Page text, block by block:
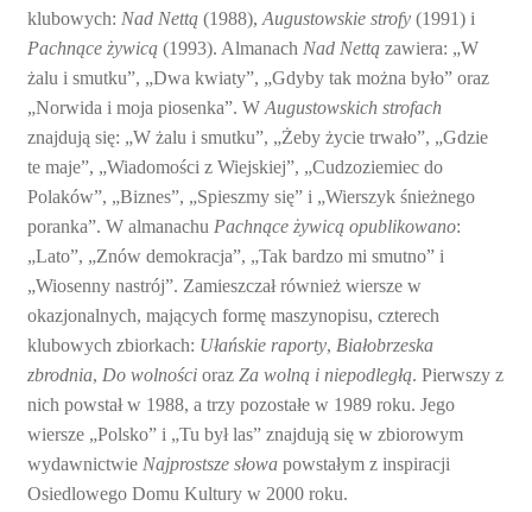
klubowych: Nad Nettą(1988), Augustowskie strofy(1991) i
Pachnące żywicą(1993). Almanach Nad Nettązawiera: „W
żalu i smutku”, „Dwa kwiaty”, „Gdyby tak można było” oraz
„Norwida i moja piosenka”. W Augustowskich strofach
znajdują się: „W żalu i smutku”, „Żeby życie trwało”, „Gdzie
te maje”, „Wiadomości z Wiejskiej”, „Cudzoziemiec do
Polaków”, „Biznes”, „Spieszmy się” i „Wierszyk śnieżnego
poranka”. W almanachu Pachnące żywicą opublikowano:
„Lato”, „Znów demokracja”, „Tak bardzo mi smutno” i
„Wiosenny nastrój”. Zamieszczał również wiersze w
okazjonalnych, mających formę maszynopisu, czterech
klubowych zbiorkach: Ułańskie raporty, Białobrzeska
zbrodnia, Do wolnościoraz Za wolną i niepodległą. Pierwszy z
nich powstał w 1988, a trzy pozostałe w 1989 roku. Jego
wiersze „Polsko” i „Tu był las” znajdują się w zbiorowym
wydawnictwie Najprostsze słowapowstałym z inspiracji
Osiedlowego Domu Kultury w 2000 roku.